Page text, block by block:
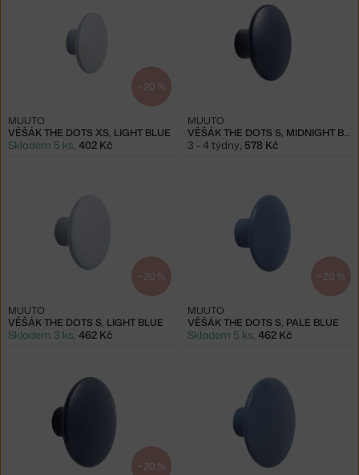
−20 %
VĚŠÁK THE DOTS XS, LIGHT BLUE
MUUTO
Skladem 5 ks, 402 Kč
VĚŠÁK THE DOTS S, MIDNIGHT BLUE
MUUTO
3 - 4 týdny, 578 Kč
−20 %
VĚŠÁK THE DOTS S, LIGHT BLUE
MUUTO
Skladem 3 ks, 462 Kč
−20 %
VĚŠÁK THE DOTS S, PALE BLUE
MUUTO
Skladem 5 ks, 462 Kč
−20 %